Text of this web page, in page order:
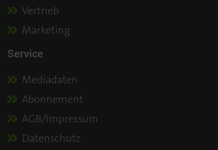
Vertrieb
Marketing
Service
Mediadaten
Abonnement
AGB/Impressum
Datenschutz